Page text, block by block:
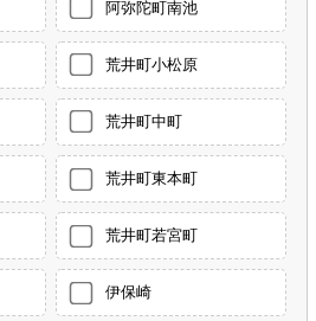
阿弥陀町南池
荒井町小松原
荒井町中町
荒井町東本町
荒井町若宮町
伊保崎